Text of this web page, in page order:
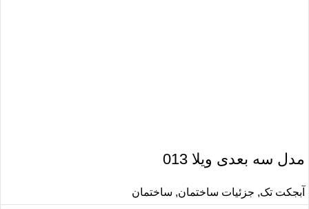
مدل سه بعدی ویلا 013
آبجکت تک, جزئیات ساختمان, ساختمان